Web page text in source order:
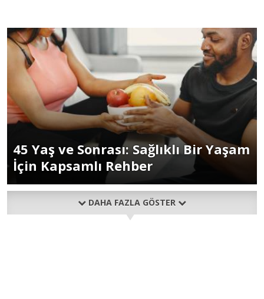
45 Yaş ve Sonrası: Sağlıklı Bir Yaşam
İçin Kapsamlı Rehber
DAHA FAZLA GÖSTER